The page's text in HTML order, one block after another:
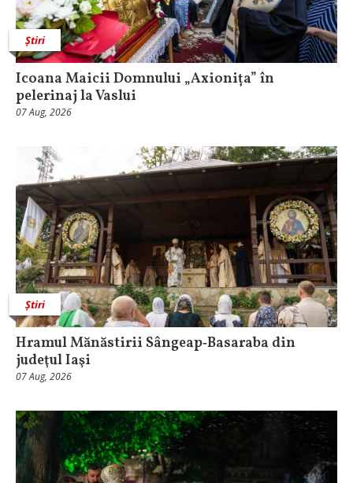
Știri
Icoana Maicii Domnului „Axionița” în
pelerinaj la Vaslui
07 Aug, 2026
Știri
Hramul Mănăstirii Sângeap‑Basaraba din
judeţul Iaşi
07 Aug, 2026